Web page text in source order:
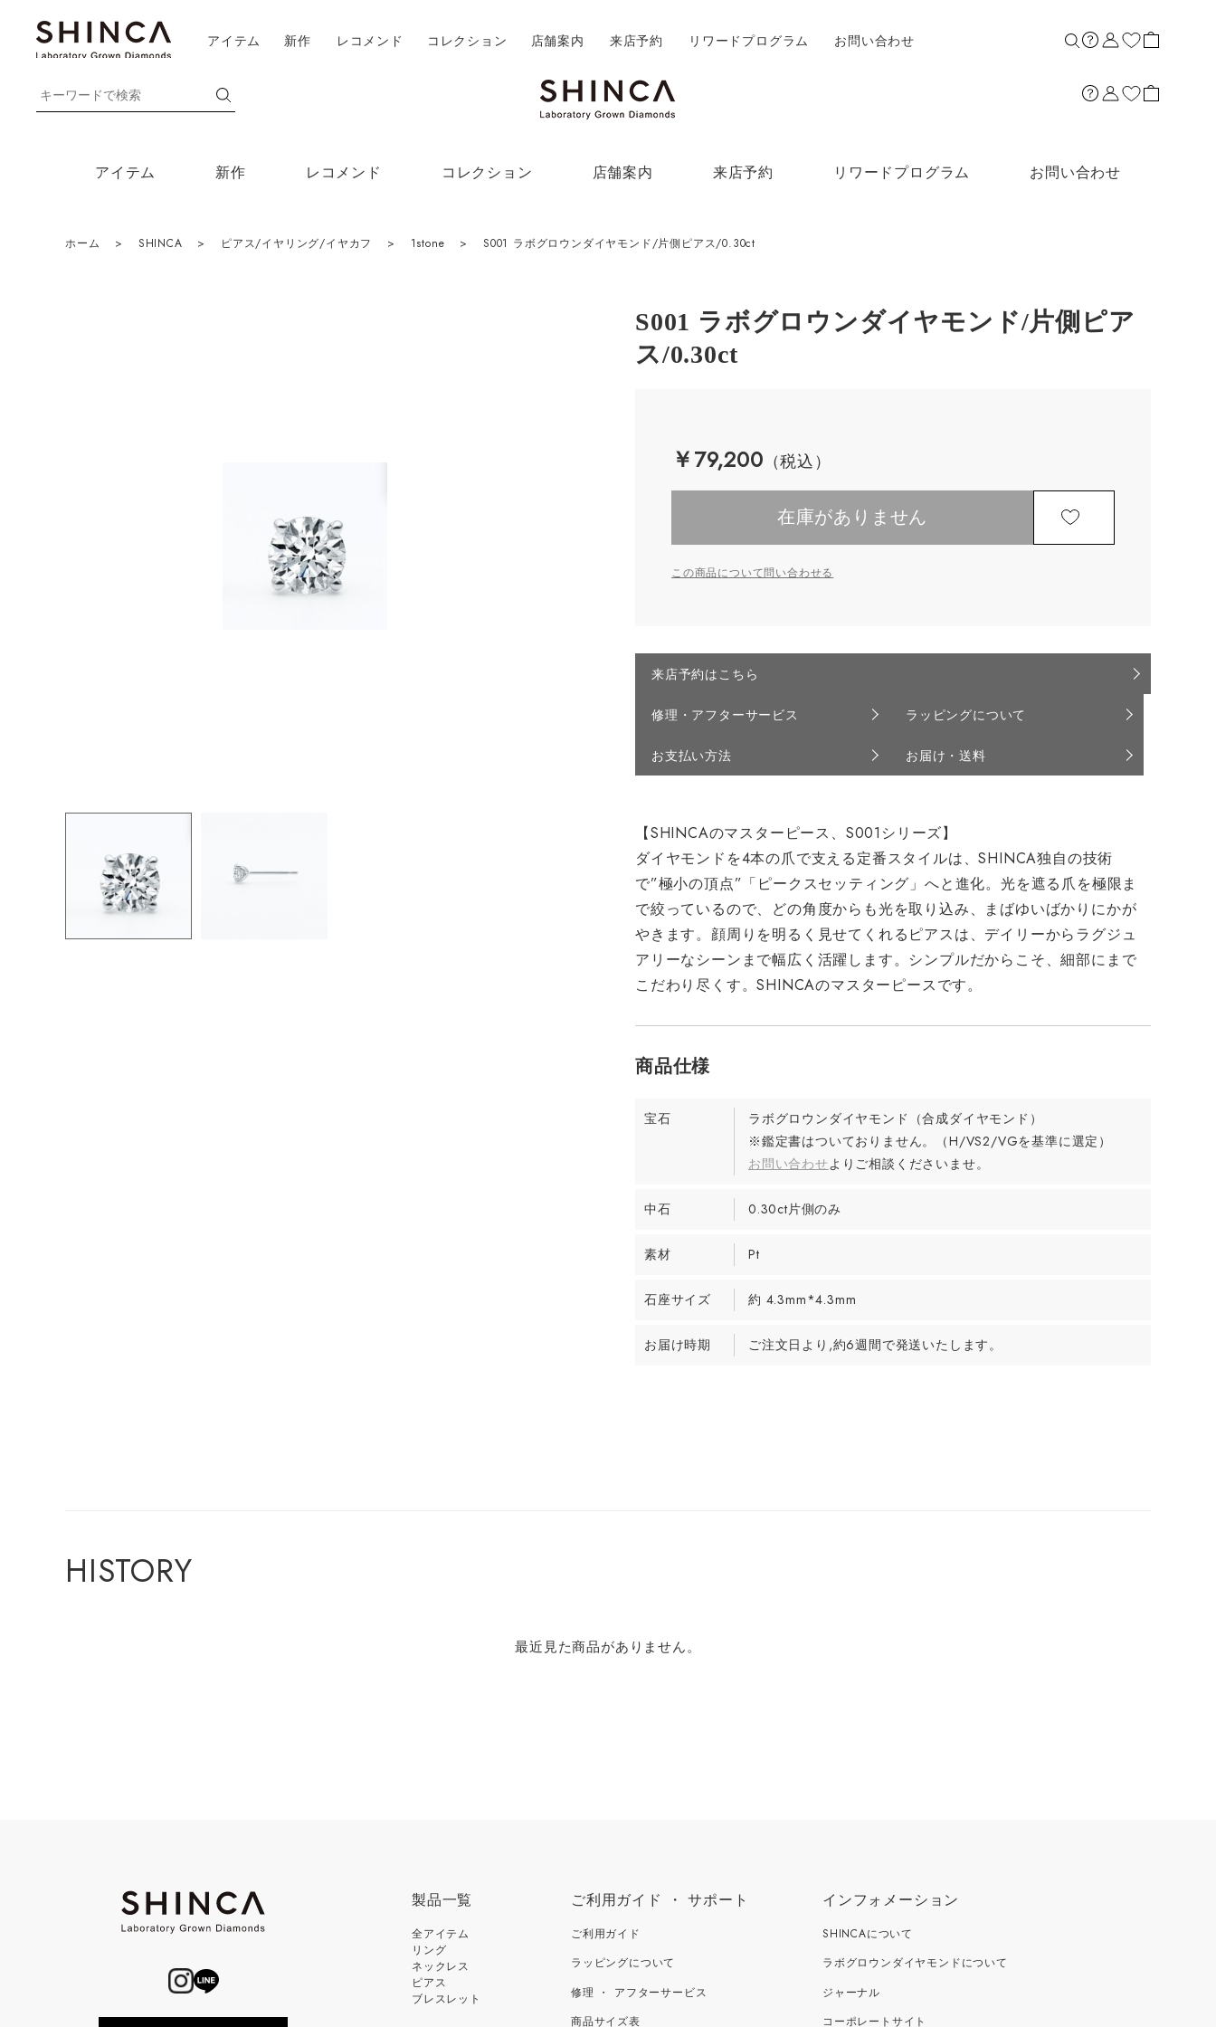
アイテム 新作 レコメンド コレクション 店舗案内 来店予約 リワードプログラム お問い合わせ
アイテム 新作 レコメンド コレクション 店舗案内 来店予約 リワードプログラム お問い合わせ
ホーム > SHINCA > ピアス/イヤリング/イヤカフ > 1stone > S001 ラボグロウンダイヤモンド/片側ピアス/0.30ct
S001 ラボグロウンダイヤモンド/片側ピア
ス/0.30ct
￥79,200
在庫がありません
この商品について問い合わせる
来店予約はこちら
修理・アフターサービス ラッピングについて
お支払い方法 お届け・送料
【SHINCAのマスターピース、S001シリーズ】
ダイヤモンドを4本の爪で支える定番スタイルは、SHINCA独自の技術
で”極小の頂点”「ピークスセッティング」へと進化。光を遮る爪を極限ま
で絞っているので、どの角度からも光を取り込み、まばゆいばかりにかが
やきます。顔周りを明るく見せてくれるピアスは、デイリーからラグジュ
アリーなシーンまで幅広く活躍します。シンプルだからこそ、細部にまで
こだわり尽くす。SHINCAのマスターピースです。
宝石
ラボグロウンダイヤモンド（合成ダイヤモンド）
※鑑定書はついておりません。（H/VS2/VGを基準に選定）
お問い合わせよりご相談くださいませ。
中石 0.30ct片側のみ
素材 Pt
石座サイズ 約 4.3mm*4.3mm
お届け時期 ご注文日より,約6週間で発送いたします。
HISTORY
最近見た商品がありません。
製品一覧
全アイテム
リング
ネックレス
ピアス
ブレスレット
ご利用ガイド ・ サポート
ご利用ガイド
ラッピングについて
修理 ・ アフターサービス
商品サイズ表
インフォメーション
SHINCAについて
ラボグロウンダイヤモンドについて
ジャーナル
コーポレートサイト